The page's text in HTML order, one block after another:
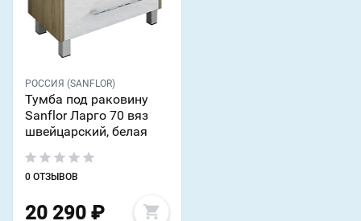
РОССИЯ (SANFLOR)
Тумба под раковину
Sanflor Ларго 70 вяз
швейцарский, белая
0 ОТЗЫВОВ
20 290 ₽